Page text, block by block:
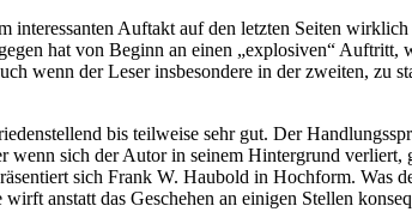
Auftakt auf den letzten Seiten
hat von Beginn an einen „explosiven“ Auftritt,
wenn der Leser insbesondere in der zweiten, zu
bis teilweise sehr gut. Der
wenn sich der Autor in seinem Hintergrund
sich Frank W. Haubold in Hochform. Was
anstatt das Geschehen an einigen Stellen